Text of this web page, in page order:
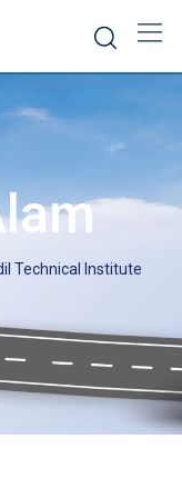
Technical Institute